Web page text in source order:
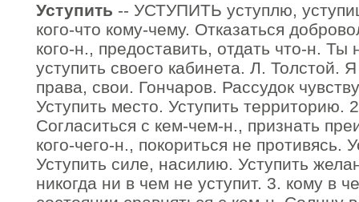
Уступить -- УСТУПИТЬ уступлю,
кого-что кому-чему. Отказаться
кого-н., предоставить, отдать что-н.
уступить своего кабинета. Л. Толстой.
права, свои. Гончаров. Рассудок
Уступить место. Уступить территорию.
Согласиться с кем-чем-н., признать
кого-чего-н., покориться не противясь.
Уступить силе, насилию. Уступить
никогда ни в чем не уступит. 3. кому в